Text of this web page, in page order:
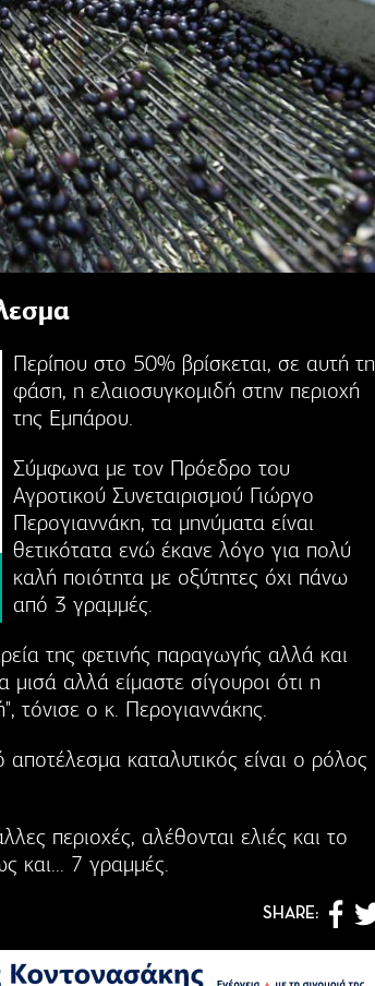
Περίπου στο 50% βρίσκεται, σε αυτή τη
φάση, η ελαιοσυγκομιδή στην περιοχή
της Εμπάρου.
Σύμφωνα με τον Πρόεδρο του
Αγροτικού Συνεταιρισμού Γιώργο
Περογιαννάκη, τα μηνύματα είναι
θετικότατα ενώ έκανε λόγο για πολύ
καλή ποιότητα με οξύτητες όχι πάνω
από 3 γραμμές.
της φετινής παραγωγής αλλά και
αλλά είμαστε σίγουροι ότι η
τόνισε ο κ. Περογιαννάκης.
αποτέλεσμα καταλυτικός είναι ο ρόλος
περιοχές, αλέθονται ελιές και το
και... 7 γραμμές.
SHARE: